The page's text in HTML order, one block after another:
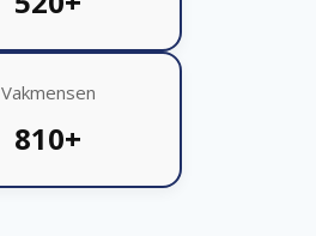
Vakmensen
810+